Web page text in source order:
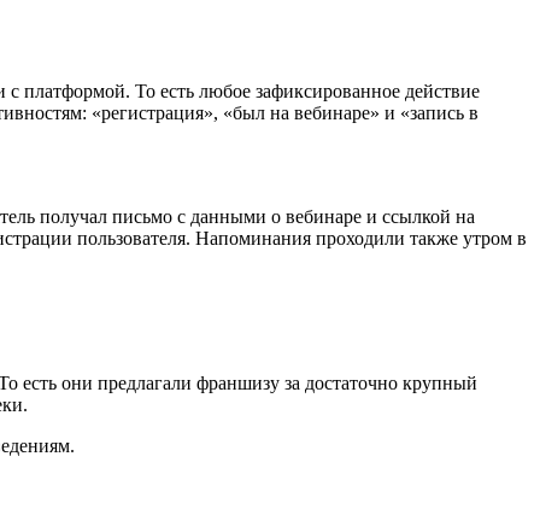
платформой. То есть любое зафиксированное действие
«регистрация», «был на вебинаре» и «запись в
получал письмо с данными о вебинаре и ссылкой на
пользователя. Напоминания проходили также утром в
есть они предлагали франшизу за достаточно крупный